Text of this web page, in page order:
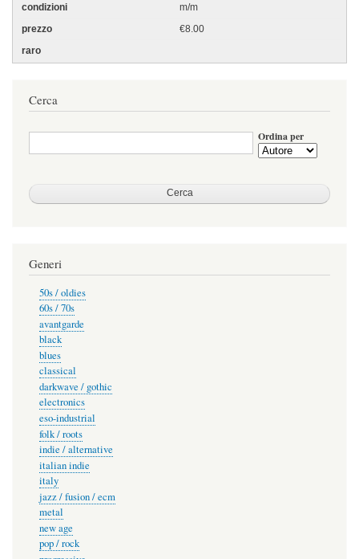
m/m
€8.00
Cerca
Ordina per
Generi
50s / oldies
60s / 70s
avantgarde
black
blues
classical
darkwave / gothic
electronics
eso-industrial
folk / roots
indie / alternative
italian indie
italy
jazz / fusion / ecm
metal
new age
pop / rock